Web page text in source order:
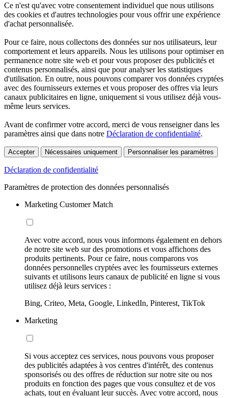
Ce n'est qu'avec votre consentement individuel que nous utilisons
des cookies et d'autres technologies pour vous offrir une expérience
d'achat personnalisée.
Pour ce faire, nous collectons des données sur nos utilisateurs, leur
comportement et leurs appareils. Nous les utilisons pour optimiser en
permanence notre site web et pour vous proposer des publicités et
contenus personnalisés, ainsi que pour analyser les statistiques
d'utilisation. En outre, nous pouvons comparer vos données cryptées
avec des fournisseurs externes et vous proposer des offres via leurs
canaux publicitaires en ligne, uniquement si vous utilisez déjà vous-
même leurs services.
Avant de confirmer votre accord, merci de vous renseigner dans les
paramètres ainsi que dans notre Déclaration de confidentialité.
Accepter Nécessaires uniquement Personnaliser les paramètres
Déclaration de confidentialité
Paramètres de protection des données personnalisés
Marketing Customer Match
Avec votre accord, nous vous informons également en dehors
de notre site web sur des promotions et vous affichons des
produits pertinents. Pour ce faire, nous comparons vos
données personnelles cryptées avec les fournisseurs externes
suivants et utilisons leurs canaux de publicité en ligne si vous
utilisez déjà leurs services :
Bing, Criteo, Meta, Google, LinkedIn, Pinterest, TikTok
Marketing
Si vous acceptez ces services, nous pouvons vous proposer
des publicités adaptées à vos centres d'intérêt, des contenus
sponsorisés ou des offres de réduction sur notre site ou nos
produits en fonction des pages que vous consultez et de vos
achats, tout en évaluant leur succès. Avec votre accord, nous